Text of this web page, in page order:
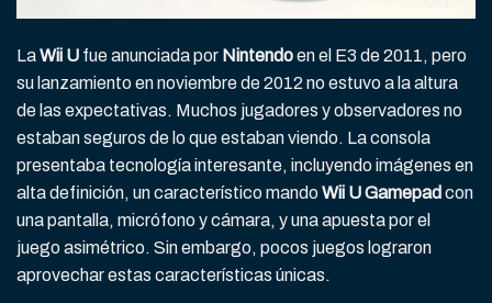
LaWii U fue anunciada por Nintendoen el E3 de 2011, pero
su lanzamiento en noviembre de 2012 no estuvo a la altura
de las expectativas. Muchos jugadores y observadores no
estaban seguros de lo que estaban viendo. La consola
presentaba tecnología interesante, incluyendo imágenes en
alta definición, un característico mandoWii UGamepad con
una pantalla, micrófono y cámara, y una apuesta por el
juego asimétrico. Sin embargo, pocos juegos lograron
aprovechar estas características únicas.